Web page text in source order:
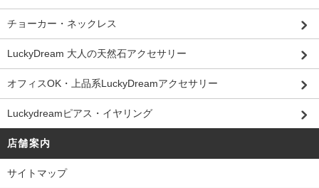
チョーカー・ネックレス
LuckyDream 大人の天然石アクセサリー
オフィスOK・上品系LuckyDreamアクセサリー
Luckydreamピアス・イヤリング
店舗案内
サイトマップ